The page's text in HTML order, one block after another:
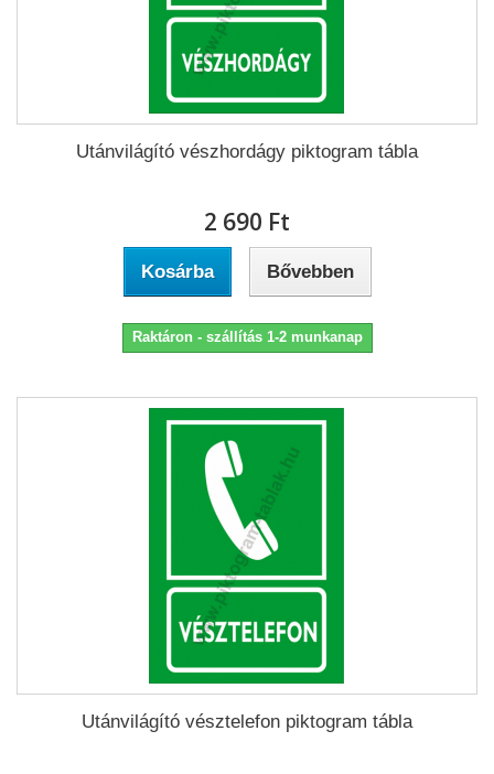
Utánvilágító vészhordágy piktogram tábla
2 690 Ft‎
Kosárba Bővebben
Raktáron - szállítás 1-2 munkanap
Utánvilágító vésztelefon piktogram tábla